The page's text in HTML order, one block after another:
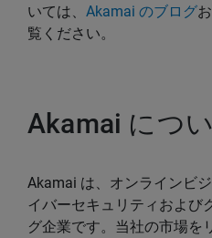
いては、 Akamai のブログ
覧ください。
Akamai につ
Akamai は、オンラインビ
イバーセキュリティおよび
グ企業です。当社の市場を